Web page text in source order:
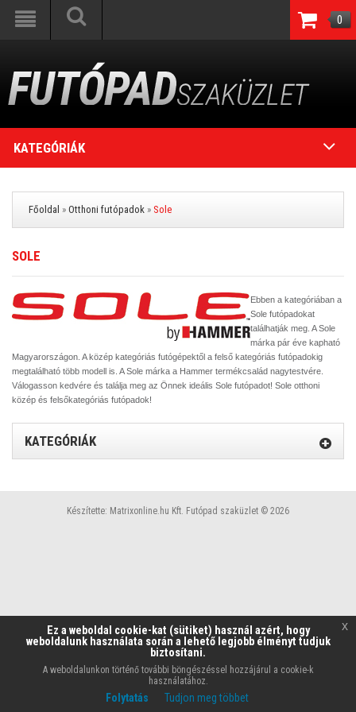
0
KATEGÓRIÁK
Főoldal » Otthoni futópadok » Sole
SOLE
Ebben a kategóriában a
Sole futópadokat
találhatják meg. A Sole
márka pár éve kapható
Magyarországon. A közép kategóriás futógépektől a felső kategóriás futópadokig
megtalálható több modell is. A Sole márka a Hammer termékcsalád nagytestvére.
Válogasson kedvére és találja meg az Önnek ideális Sole futópadot! Sole otthoni
közép és felsőkategóriás futópadok!
KATEGÓRIÁK
Készítette: Matrixonline.hu Kft. Futópad szaküzlet © 2026
Ez a weboldal cookie-kat (sütiket) használ azért, hogy
weboldalunk használata során a lehető legjobb élményt tudjuk
biztosítani.
A weboldalunkon történő további böngészéssel hozzájárul a cookie-k
használatához.
Folytatás Tudjon meg többet
x